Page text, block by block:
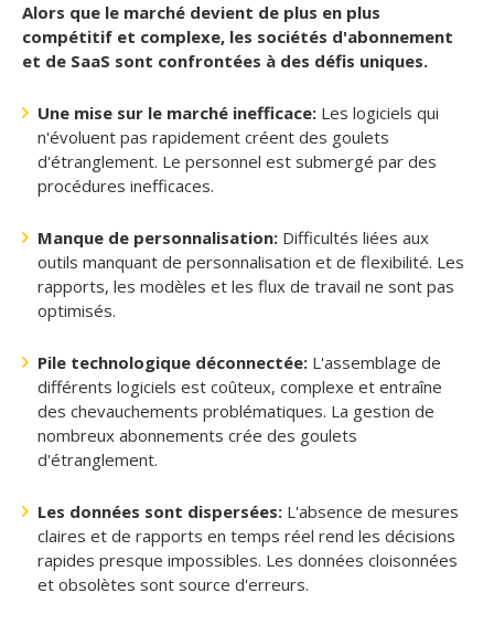
Alors que le marché devient de plus en plus
compétitif et complexe, les sociétés d'abonnement
et de SaaS sont confrontées à des défis uniques.
Une mise sur le marché inefficace: Les logiciels qui
n'évoluent pas rapidement créent des goulets
d'étranglement. Le personnel est submergé par des
procédures inefficaces.
Manque de personnalisation: Difficultés liées aux
outils manquant de personnalisation et de flexibilité. Les
rapports, les modèles et les flux de travail ne sont pas
optimisés.
Pile technologique déconnectée: L'assemblage de
différents logiciels est coûteux, complexe et entraîne
des chevauchements problématiques. La gestion de
nombreux abonnements crée des goulets
d'étranglement.
Les données sont dispersées: L'absence de mesures
claires et de rapports en temps réel rend les décisions
rapides presque impossibles. Les données cloisonnées
et obsolètes sont source d'erreurs.